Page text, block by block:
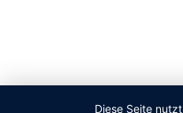
Diese Seite